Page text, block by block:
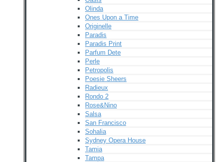
Olinda
Ones Upon a Time
Originelle
Paradis
Paradis Print
Parfum Dete
Perle
Petropolis
Poesie Sheers
Radieux
Rondo 2
Rose&Nino
Salsa
San Francisco
Sohalia
Sydney Opera House
Tamia
Tampa